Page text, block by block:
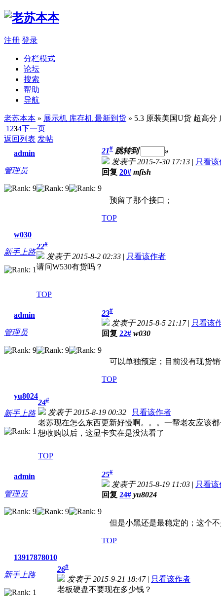
注册 登录
分栏模式
论坛
搜索
帮助
导航
老苏本本 » 展示机 库存机 最新到货 » 5.3 原装美国U货 超高分
1 234下一页
返回列表 发帖
admin
管理员
21# 跳转到
»
发表于 2015-7-30 17:13 | 只看该
回复 20# mfish
预留了那个接口；
TOP
w030
新手上路
22#
发表于 2015-8-2 02:33 | 只看该作者
请问W530有货吗？
TOP
admin
管理员
23#
发表于 2015-8-5 21:17| 只看该
回复 22# w030
可以单独预定；目前没有现货
TOP
yu8024
新手上路
24#
发表于 2015-8-19 00:32 | 只看该作者
老苏现在怎么东西更新好慢啊。。。一帮老友应该
想收购以后，这显卡实在是没法看了
TOP
admin
管理员
25#
发表于 2015-8-19 11:03 | 只看该
回复 24# yu8024
但是小黑还是最稳定的；这个不
TOP
13917878010
新手上路
26#
发表于 2015-9-21 18:47| 只看该作者
老板硬盘不要现在多少钱？